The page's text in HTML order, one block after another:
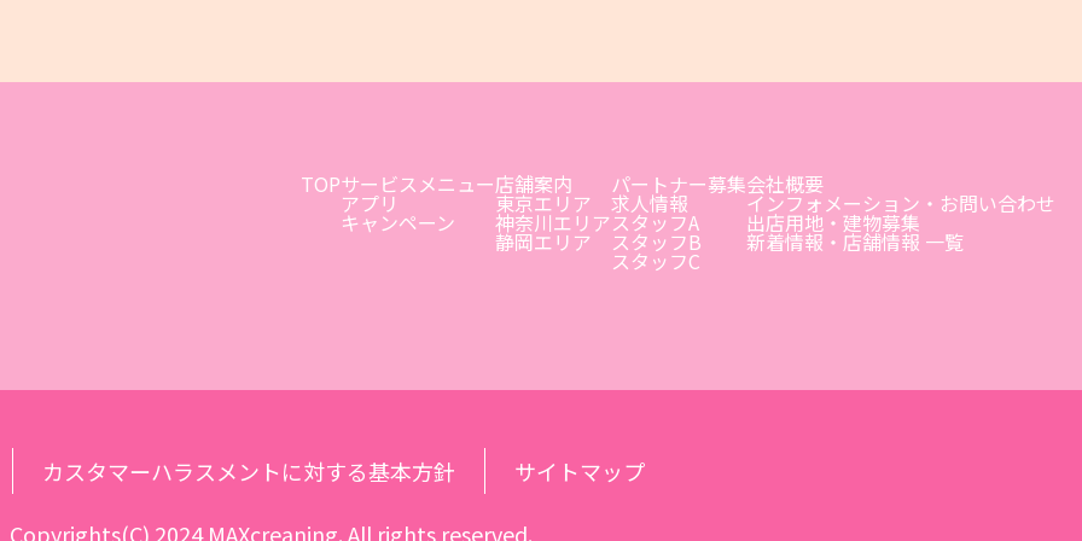
TOPサービスメニュー
アプリ
キャンペーン
店舗案内
東京エリア
神奈川エリア
静岡エリア
パートナー募集
求人情報
スタッフA
スタッフB
スタッフC
会社概要
インフォメーション・お問い合わせ
出店用地・建物募集
新着情報・店舗情報 一覧
カスタマーハラスメントに対する基本方針
サイトマップ
Copyrights(C) 2024 MAXcreaning. All rights reserved.